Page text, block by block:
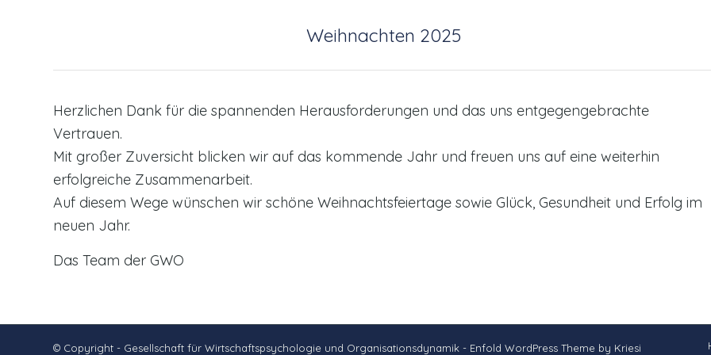
Weihnachten 2025
Herzlichen Dank für die spannenden Herausforderungen und das uns entgegengebrachte
Vertrauen.
Mit großer Zuversicht blicken wir auf das kommende Jahr und freuen uns auf eine weiterhin
erfolgreiche Zusammenarbeit.
Auf diesem Wege wünschen wir schöne Weihnachtsfeiertage sowie Glück, Gesundheit und Erfolg im
neuen Jahr.
Das Team der GWO
© Copyright - Gesellschaft für Wirtschaftspsychologie und Organisationsdynamik - Enfold WordPress Theme by Kriesi